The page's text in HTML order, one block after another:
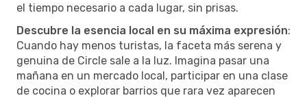
el tiempo necesario a cada lugar, sin prisas.
Descubre la esencia local en su máxima expresión:
Cuando hay menos turistas, la faceta más serena y
genuina de Circle sale a la luz. Imagina pasar una
mañana en un mercado local, participar en una clase
de cocina o explorar barrios que rara vez aparecen